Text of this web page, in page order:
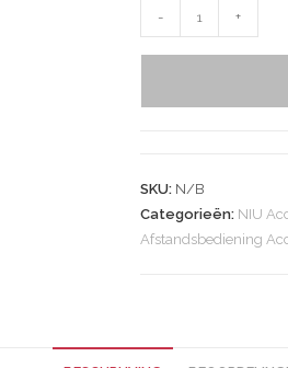
- +
SKU: N/B
Categorieën: NIU
Afstandsbediening